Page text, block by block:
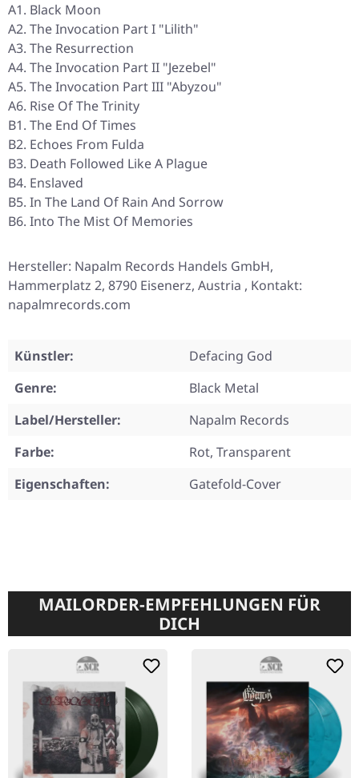
A1. Black Moon
A2. The Invocation Part I "Lilith"
A3. The Resurrection
A4. The Invocation Part II "Jezebel"
A5. The Invocation Part III "Abyzou"
A6. Rise Of The Trinity
B1. The End Of Times
B2. Echoes From Fulda
B3. Death Followed Like A Plague
B4. Enslaved
B5. In The Land Of Rain And Sorrow
B6. Into The Mist Of Memories
Hersteller: Napalm Records Handels GmbH,
Hammerplatz 2, 8790 Eisenerz, Austria , Kontakt:
napalmrecords.com
Künstler:
Defacing God
Genre:
Black Metal
Label/Hersteller:
Napalm Records
Farbe:
Rot, Transparent
Eigenschaften:
Gatefold-Cover
MAILORDER-EMPFEHLUNGEN FÜR
DICH